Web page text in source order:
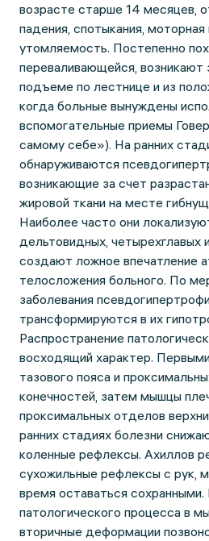
возрасте старше 14 месяцев,
падения, спотыкания,
утомляемость. Постепенно
переваливающейся, возникают
подъеме по лестнице и из
когда больные вынуждены
вспомогательные приемы
самому себе»). На ранних
обнаруживаются
возникающие за счет
жировой ткани на месте
Наиболее часто они
дельтовидных, четырехглавых
создают ложное впечатление
телосложения больного. По
заболевания
трансформируются в их
Распространение
восходящий характер.
тазового пояса и
конечностей, затем мышцы
проксимальных отделов
ранних стадиях болезни
коленные рефлексы. Ахиллов
сухожильные рефлексы с рук,
время оставаться
патологического процесса в
вторичные деформации